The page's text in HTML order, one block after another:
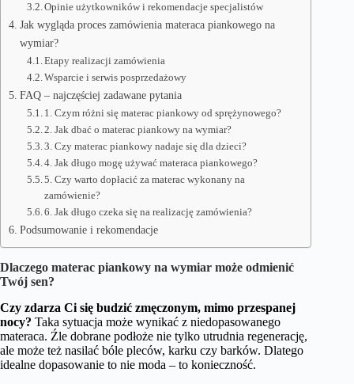
Opinie użytkowników i rekomendacje specjalistów
Jak wygląda proces zamówienia materaca piankowego na
wymiar?
Etapy realizacji zamówienia
Wsparcie i serwis posprzedażowy
FAQ – najczęściej zadawane pytania
1. Czym różni się materac piankowy od sprężynowego?
2. Jak dbać o materac piankowy na wymiar?
3. Czy materac piankowy nadaje się dla dzieci?
4. Jak długo mogę używać materaca piankowego?
5. Czy warto dopłacić za materac wykonany na
zamówienie?
6. Jak długo czeka się na realizację zamówienia?
Podsumowanie i rekomendacje
Dlaczego materac piankowy na wymiar może odmienić
Twój sen?
Czy zdarza Ci się budzić zmęczonym, mimo przespanej
nocy? Taka sytuacja może wynikać z niedopasowanego
materaca. Źle dobrane podłoże nie tylko utrudnia regenerację,
ale może też nasilać bóle pleców, karku czy barków. Dlatego
idealne dopasowanie to nie moda – to konieczność.